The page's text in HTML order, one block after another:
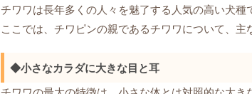
チワワは長年多くの人々を魅了する人気の高い犬種
ここでは、チワピンの親であるチワワについて、主
◆小さなカラダに大きな目と耳